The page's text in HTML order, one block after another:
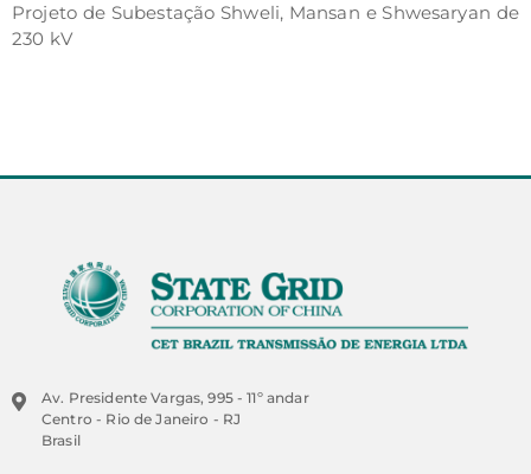
Projeto de Subestação Shweli, Mansan e Shwesaryan de
230 kV
Av. Presidente Vargas, 995 - 11º andar
Centro - Rio de Janeiro - RJ
Brasil